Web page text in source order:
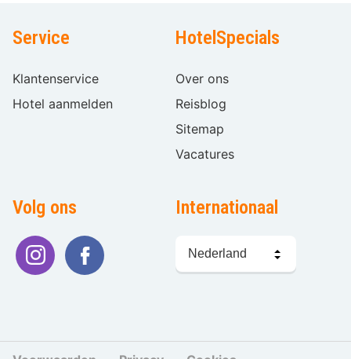
Service
Klantenservice
Hotel aanmelden
HotelSpecials
Over ons
Reisblog
Sitemap
Vacatures
Volg ons Internationaal
kiezen